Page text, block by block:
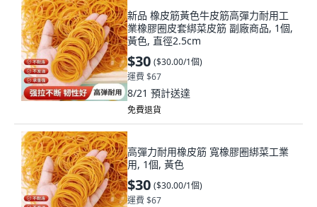
新品 橡皮筋黃色牛皮筋高彈力耐用工
業橡膠圈皮套綁菜皮筋 副廠商品, 1個,
黃色, 直徑2.5cm
$30 ($30.00/1個)
運費 $67
8/21 預計送達
免費退貨
高彈力耐用橡皮筋 寬橡膠圈綁菜工業
用, 1個, 黃色
$30 ($30.00/1個)
運費 $67